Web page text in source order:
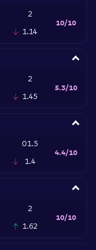
2
1.14
10/10
2
1.45
5.3/10
O1.5
1.4
4.4/10
2
1.62
10/10